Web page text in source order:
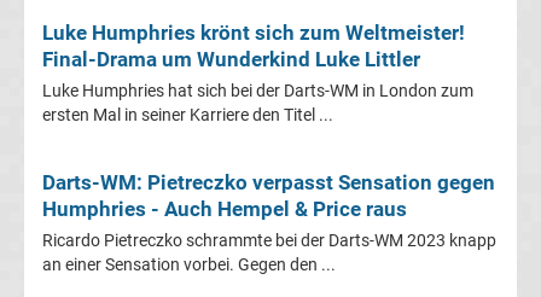
Liga
Tabelle
Luke Humphries krönt sich zum Weltmeister!
Final-Drama um Wunderkind Luke Littler
Luke Humphries hat sich bei der Darts-WM in London zum
ersten Mal in seiner Karriere den Titel ...
Darts-WM: Pietreczko verpasst Sensation gegen
Humphries - Auch Hempel & Price raus
Ricardo Pietreczko schrammte bei der Darts-WM 2023 knapp
an einer Sensation vorbei. Gegen den ...